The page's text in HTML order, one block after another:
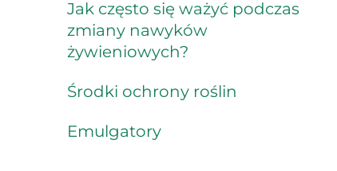
Jak często się ważyć podczas
zmiany nawyków
żywieniowych?
Środki ochrony roślin
Emulgatory